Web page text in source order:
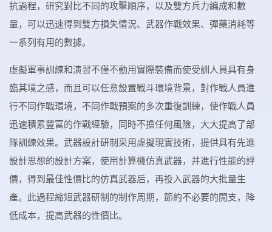
抗過程，研究對比不同的攻擊順序，以及雙方兵力編成和數
量，可以迅速得到雙方損失情況、武器作戰效果、彈藥消耗等
一系列有用的數據。
虛擬軍事訓練和演習不僅不動用實際裝備而使受訓人員具有身
臨其境之感，而且可以任意設置戰斗環境背景，對作戰人員進
行不同作戰環境，不同作戰預案的多次重復訓練，使作戰人員
迅速積累豐富的作戰經驗，同時不擔任何風險，大大提高了部
隊訓練效果。武器設計研制采用虛擬現實技術，提供具有先進
設計思想的設計方案，使用計算機仿真武器，并進行性能的評
價，得到最佳性價比的仿真武器后，再投入武器的大批量生
產。此過程縮短武器研制的制作周期，節約不必要的開支，降
低成本，提高武器的性價比。